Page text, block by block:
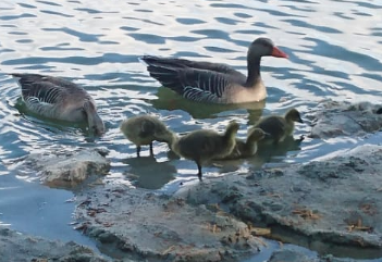
Schließzeiten
2025/2026